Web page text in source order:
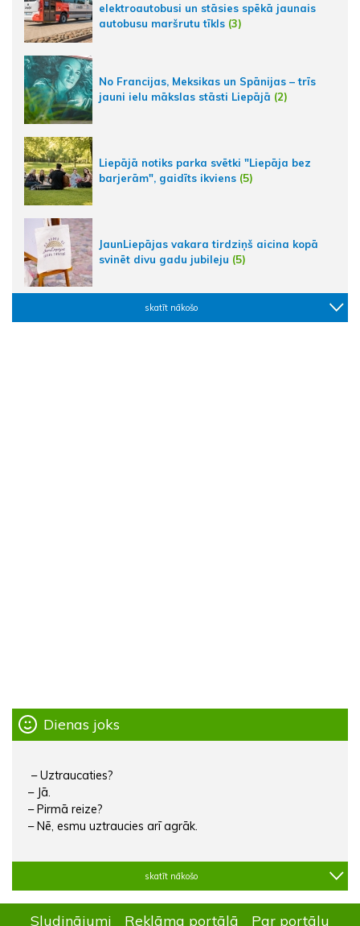
elektroautobusi un stāsies spēkā jaunais
autobusu maršrutu tīkls (3)
No Francijas, Meksikas un Spānijas – trīs
jauni ielu mākslas stāsti Liepājā (2)
Liepājā notiks parka svētki "Liepāja bez
barjerām", gaidīts ikviens (5)
JaunLiepājas vakara tirdziņš aicina kopā
svinēt divu gadu jubileju (5)
skatīt nākošo
Dienas joks
– Uztraucaties?
– Jā.
– Pirmā reize?
– Nē, esmu uztraucies arī agrāk.
skatīt nākošo
Sludinājumi Reklāma portālā Par portālu